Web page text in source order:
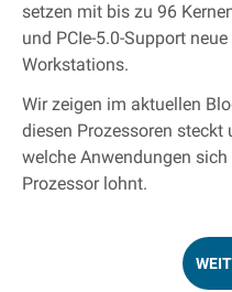
setzen mit bis zu 96
und PCIe-5.0-Support
Workstations.
Wir zeigen im aktuellen
diesen Prozessoren steckt
welche Anwendungen
Prozessor lohnt.